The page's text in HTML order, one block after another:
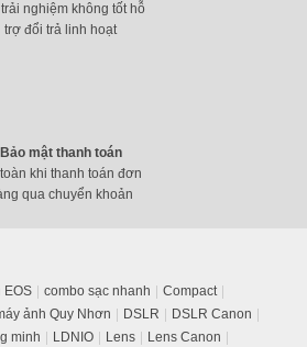
nghiệm không tốt hỗ
trợ đổi trả linh hoạt
Bảo mật thanh toán
khi thanh toán đơn
qua chuyển khoản
EOS combo sạc nhanh
Compact
ảnh Quy Nhơn DSLR
DSLR Canon
minh LDNIO Lens Lens Canon